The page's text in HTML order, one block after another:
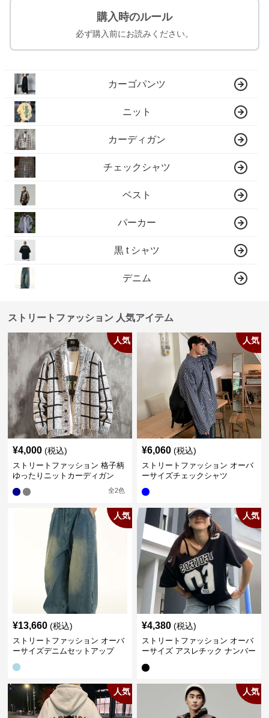
購入時のルール
必ず購入前にお読みください。
カーゴパンツ
ニット
カーディガン
チェックシャツ
ベスト
パーカー
黒 t シャツ
デニム
ストリートファッション 人気アイテム
人気
¥4,000 (税込)
ストリートファッション 格子柄
ゆったりニットカーディガン
全2色
人気
¥6,060 (税込)
ストリートファッション オーバ
ーサイズチェックシャツ
人気
¥13,660 (税込)
ストリートファッション オーバ
ーサイズデニムセットアップ
人気
¥4,380 (税込)
ストリートファッション オーバ
ーサイズ アスレチック ナンバー
人気 人気